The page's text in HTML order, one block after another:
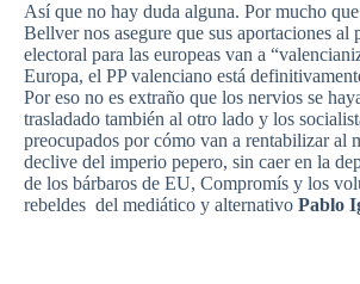
Así que no hay duda alguna. Por mucho que
Bellvernos asegure que sus aportaciones al
electoral para las europeas van a
Europa, el PPvalenciano está
Por eso no es extraño que los nervios se
trasladado también al otro lado y los
preocupados por cómo van a rentabilizaral
declive del imperio pepero, sin caeren la
de los bárbaros de EU, Compromís y los
rebeldes del mediático y alternativo Pablo